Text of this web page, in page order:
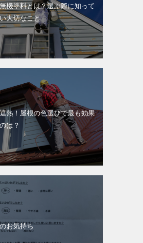
機塗料とは？選ぶ際に知って
大切なこと
熱！屋根の色選びで最も効果
は？
お気持ち